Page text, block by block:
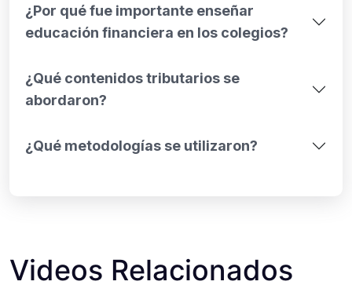
¿Por qué fue importante enseñar
educación financiera en los colegios?
¿Qué contenidos tributarios se
abordaron?
¿Qué metodologías se utilizaron?
Videos Relacionados